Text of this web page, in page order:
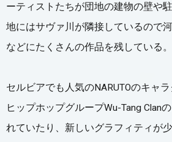
ーティストたちが団地の建物の壁や
地にはサヴァ川が隣接しているので
などにたくさんの作品を残している。
セルビアでも人気のNARUTOのキャ
ヒップホップグループWu-Tang Clan
れていたり、新しいグラフィティが